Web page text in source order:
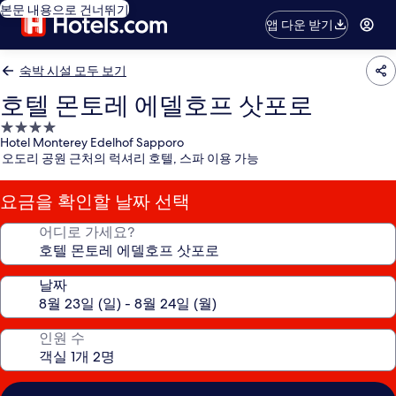
본문 내용으로 건너뛰기
앱 다운 받기
숙박 시설 모두 보기
호텔 몬토레 에델호프 삿포로
4.0
성
급
숙
박
시
Hotel Monterey Edelhof Sapporo
오도리 공원 근처의 럭셔리 호텔, 스파 이용 가능
요금을 확인할 날짜 선택
어디로 가세요?
날짜
인원 수